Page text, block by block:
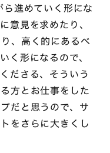
進めていく形にな
意見を求めたり、
、高く的にあるべ
く形になるので、
ださる、そういう
方とお仕事をした
だと思うので、サ
をさらに大きくし